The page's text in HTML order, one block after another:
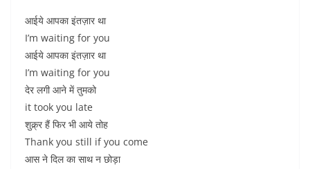
आईये आपका इंतज़ार था
I’m waiting for you
आईये आपका इंतज़ार था
I’m waiting for you
देर लगी आने में तुमको
it took you late
शुक्र्र हैं फिर भी आये तोह
Thank you still if you come
आस ने दिल का साथ न छोड़ा